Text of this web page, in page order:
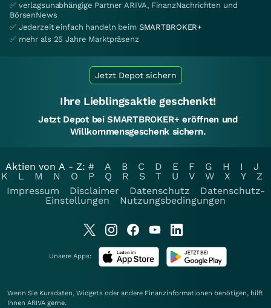
✅ verlagsunabhängige Partner ARIVA, FinanzNachrichten und
BörsenNews
✅ Jederzeit einfach handeln beim SMARTBROKER+
✅ mehr als 25 Jahre Marktpräsenz
Jetzt Depot sichern
Ihre Lieblingsaktie geschenkt!
Jetzt Depot bei SMARTBROKER+ eröffnen und
Willkommensgeschenk sichern.
Aktien von A - Z: # A B C D E F G H I
J
K
L M N O P Q R S T U V W X Y
Z
Impressum
Disclaimer Datenschutz
Datenschutz-
Einstellungen
Nutzungsbedingungen
Unsere Apps:
Wenn Sie Kursdaten, Widgets oder andere Finanzinformationen benötigen, hilft
Ihnen ARIVA gerne.